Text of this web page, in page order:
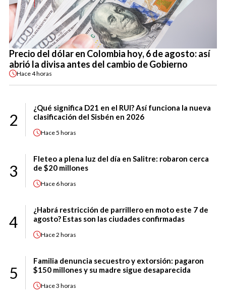
Precio del dólar en Colombia hoy, 6 de agosto: así
abrió la divisa antes del cambio de Gobierno
Hace4 horas
2
¿Qué significa D21 en el RUI? Así funciona la nueva
clasificación del Sisbén en 2026
Hace5 horas
3
Fleteo a plena luz del día en Salitre: robaron cerca
de $20 millones
Hace 6 horas
4
¿Habrá restricción de parrillero en moto este 7 de
agosto? Estas son las ciudades confirmadas
Hace2 horas
5
Familia denuncia secuestro y extorsión: pagaron
$150 millones y su madre sigue desaparecida
Hace3 horas